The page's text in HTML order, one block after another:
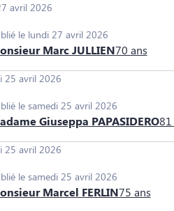
avril 2026
le lundi 27 avril 2026
Marc JULLIEN70 ans
25 avril 2026
le samedi 25 avril 2026
Giuseppa PAPASIDERO81
25 avril 2026
le samedi 25 avril 2026
Marcel FERLIN75 ans